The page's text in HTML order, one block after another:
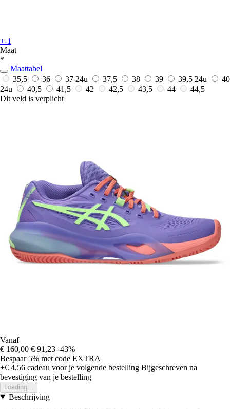
+-1
Maat
*
Maattabel
35,5
36 37 24u 37,5 38 39 39,5 24u
40
24u
40,5 41,5 42 42,5 43,5 44
44,5
Dit veld is verplicht
Vanaf
€ 160,00 € 91,23 -43%
Bespaar 5% met code EXTRA
+€ 4,56 cadeau voor je volgende bestelling Bijgeschreven na
bevestiging van je bestelling
Loading...
Beschrijving